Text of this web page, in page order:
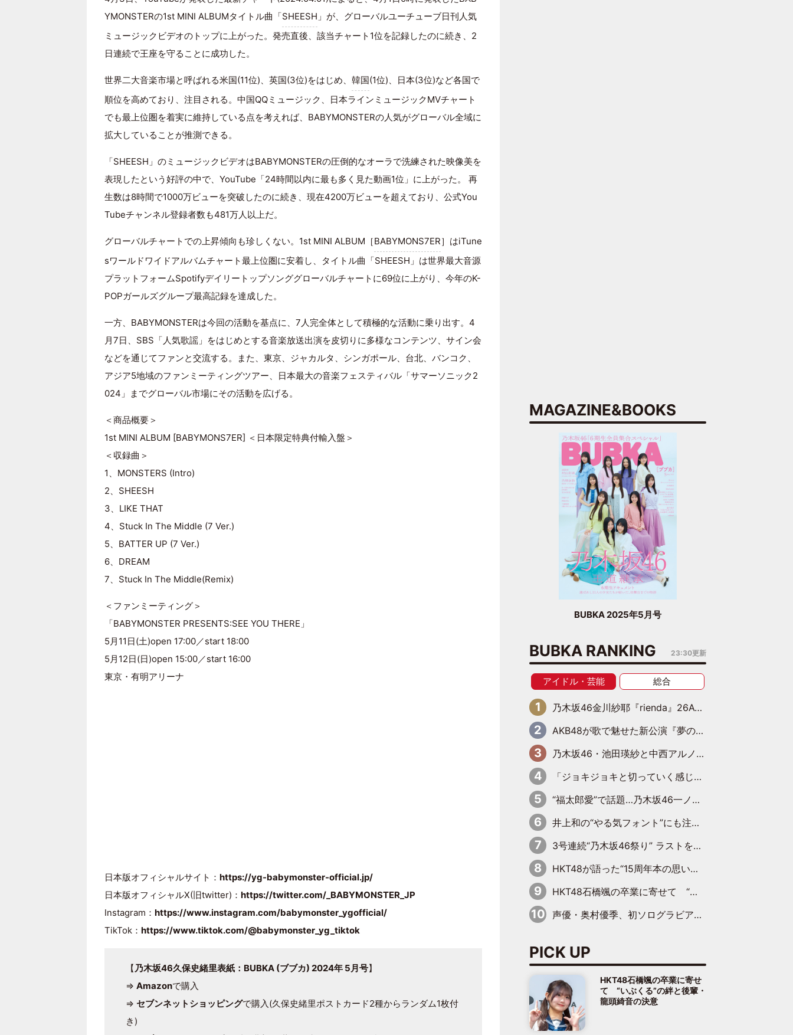
YMONSTERの1st MINI ALBUMタイトル曲「SHEESH 」が、グローバルユーチューブ日刊人気
ミュージックビデオのトップに上がった。発売直後、該当チャート1位を記録したのに続き、2
日連続で王座を守ることに成功した。
世界二大音楽市場と呼ばれる米国(11位)、英国(3位)をはじめ、 韓国(1位)、日本(3位)など各国で
順位を高めており、注目される。中国QQミュージック、日本ラインミュージックMVチャート
でも最上位圏を着実に維持している点を考えれば、BABYMONSTERの人気がグローバル全域に
拡大していることが推測できる。
「SHEESH」のミュージックビデオはBABYMONSTERの圧倒的なオーラで洗練された映像美を
表現したという好評の中で、YouTube「24時間以内に最も多く見た動画1位」に上がった。 再
生数は8時間で1000万ビューを突破したのに続き、現在4200万ビューを超えており、公式You
Tubeチャンネル登録者数も481万人以上だ。
グローバルチャートでの上昇傾向も珍しくない。1st MINI ALBUM［BABYMONS7ER］はiTune
sワールドワイドアルバムチャート最上位圏に安着し、タイトル曲「SHEESH」は世界最大音源
プラットフォームSpotifyデイリートップソンググローバルチャートに69位に上がり、今年のK-
POPガールズグループ最高記録を達成した。
一方、BABYMONSTERは今回の活動を基点に、7人完全体として積極的な活動に乗り出す。4
月7日、SBS「人気歌謡」をはじめとする音楽放送出演を皮切りに多様なコンテンツ、サイン会
などを通じてファンと交流する。また、東京、ジャカルタ、シンガポール、台北、バンコク、
アジア5地域のファンミーティングツアー、日本最大の音楽フェスティバル「サマーソニック2
024」までグローバル市場にその活動を広げる。
＜商品概要＞
1st MINI ALBUM [BABYMONS7ER] ＜日本限定特典付輸入盤＞
＜収録曲＞
1、MONSTERS (Intro)
2、SHEESH
3、LIKE THAT
4、Stuck In The Middle (7 Ver.)
5、BATTER UP (7 Ver.)
6、DREAM
7、Stuck In The Middle(Remix)
＜ファンミーティング＞
「BABYMONSTER PRESENTS:SEE YOU THERE」
5月11日(土)open 17:00／start 18:00
5月12日(日)open 15:00／start 16:00
東京・有明アリーナ
日本版オフィシャルサイト： https://yg-babymonster-official.jp/
日本版オフィシャルX(旧twitter)： https://twitter.com/_BABYMONSTER_JP
Instagram： https://www.instagram.com/babymonster_ygofficial/
TikTok： https://www.tiktok.com/@babymonster_yg_tiktok
【 乃木坂46久保史緒里表紙：BUBKA (ブブカ) 2024年 5月号】
⇒ Amazonで購入
⇒ セブンネットショッピングで購入(久保史緒里ポストカード2種からランダム1枚付
き)
MAGAZINE&BOOKS
BUBKA 2025年5月号
BUBKA RANKING 23:30更新
アイドル・芸能 総合
乃木坂46金川紗耶『rienda』26AW LOOKモデルに就任
AKB48が歌で魅せた新公演『夢のポップスター』 初日から全身全霊のステージ
乃木坂46・池田瑛紗と中西アルノが「真冬のかき氷」騒動で火花散らす！ 因縁の裏にあるのは、逆境をともに“凌”ぐ似た者同士の絆
「ジョキジョキと切っていく感じ」STU48中村舞、新しい挑戦は自らの手で
“福太郎愛”で話題…乃木坂46一ノ瀬美空、地元福岡『めんべい25周年トップサポーター』に就任
井上和の“やる気フォント”にも注目 乃木坂46が挑んだ書道パフォーマンスの舞台裏
3号連続“乃木坂46祭り” ラストを飾るのは賀喜遥香…5年ぶりの登場に「5年分大人になった私を見ていただけたら」
HKT48が語った“15周年本の思い出” 大食い特訓・守護霊企画・制服グラビア…盛りだくさんの裏話
HKT48石橋颯の卒業に寄せて “いぶくる”の絆と後輩・龍頭綺音の決意
声優・奥村優季、初ソログラビアで初ソロ表紙を飾る！ 初めて見せる表情や、声優を志したきっかけなどを語った必読のインタビューを掲載
PICK UP
HKT48石橋颯の卒業に寄せ
て “いぶくる”の絆と後輩・
龍頭綺音の決意